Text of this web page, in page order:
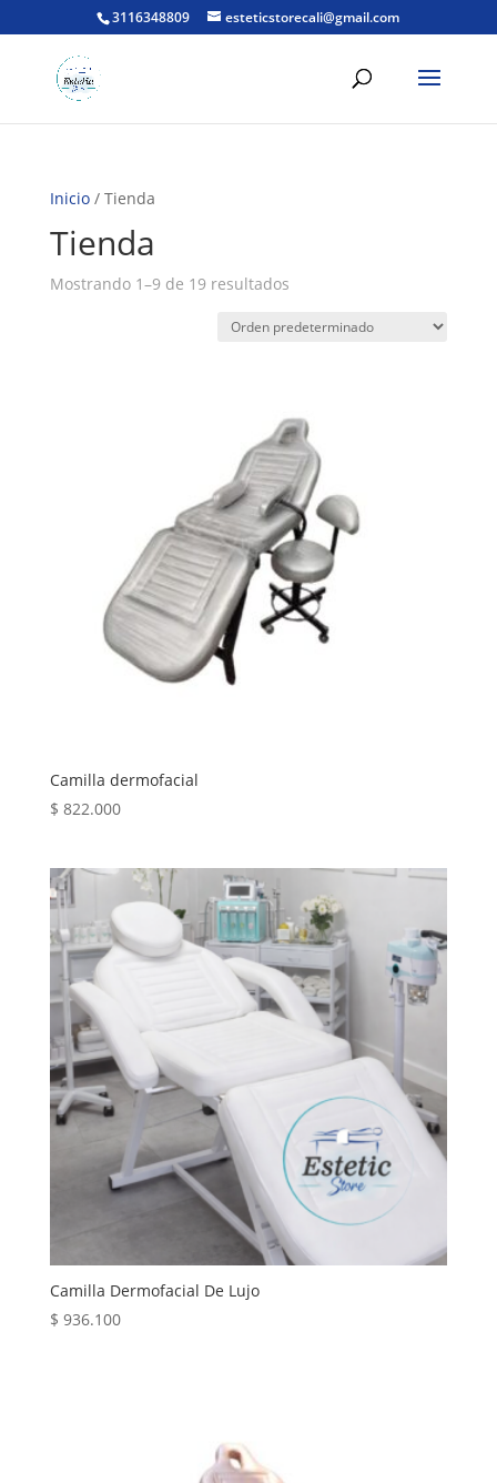
3116348809 esteticstorecali@gmail.com
productos
Inicio/ Tienda
Tienda
Mostrando 1–9 de 19 resultados
Camilla dermofacial
$ 822.000
Camilla Dermofacial De Lujo
$ 936.100